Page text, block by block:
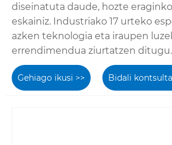
diseinatuta daude, hozte
eskainiz. Industriako 17 urteko
azken teknologia eta iraupen
errendimendua ziurtatzen ditugu.
Gehiago ikusi >> Bidali